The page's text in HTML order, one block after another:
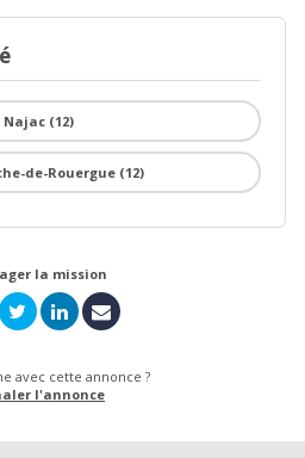
Najac (12)
de-Rouergue (12)
la mission
avec cette annonce ?
l'annonce